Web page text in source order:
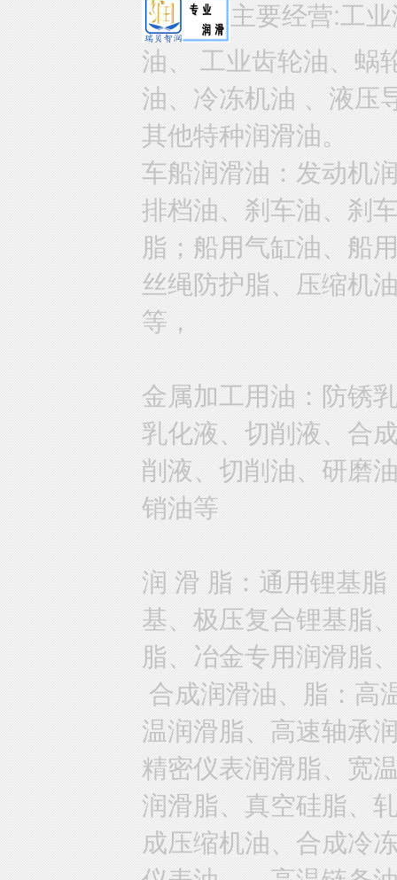
主要经营:工
油、 工业齿轮油、蜗
油、冷冻机油 、液压
其他特种润滑油。
车船润滑油：发动机
排档油、刹车油、刹
脂；船用气缸油、船
丝绳防护脂、压缩机
等，
金属加工用油：防锈
乳化液、切削液、合
削液、切削油、研磨
销油等
润 滑 脂：通用锂基
基、极压复合锂基脂
脂、冶金专用润滑脂
合成润滑油、脂：高
温润滑脂、高速轴承
精密仪表润滑脂、宽
润滑脂、真空硅脂、
成压缩机油、合成冷